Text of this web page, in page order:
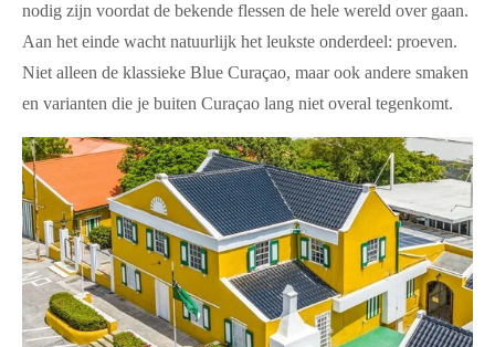
nodig zijn voordat de bekende flessen de hele wereld over gaan.
Aan het einde wacht natuurlijk het leukste onderdeel: proeven.
Niet alleen de klassieke Blue Curaçao, maar ook andere smaken
en varianten die je buiten Curaçao lang niet overal tegenkomt.